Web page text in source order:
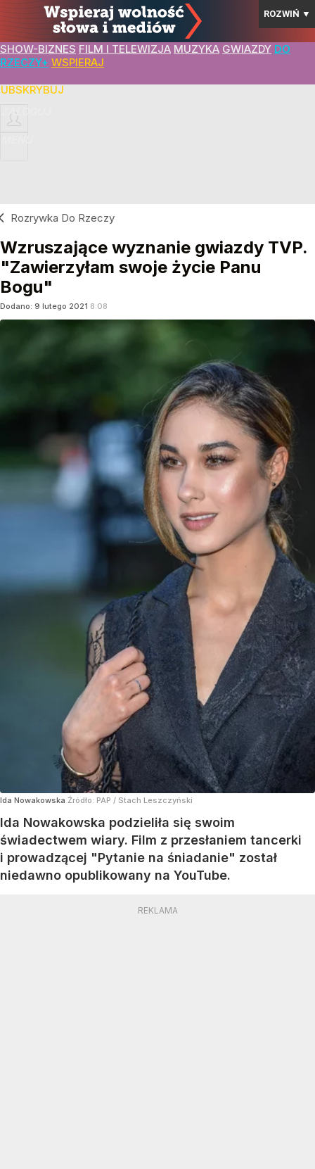
ROZWIŃ ▼
SHOW-BIZNES FILM I TELEWIZJA MUZYKA GWIAZDY DO
RZECZY+ WSPIERAJ
ZALOGUJ
Rozrywka Do Rzeczy
Wzruszające wyznanie gwiazdy TVP.
"Zawierzyłam swoje życie Panu
Bogu"
Dodano: 9 lutego 2021 8:08
Ida Nowakowska Źródło: PAP / Stach Leszczyński
Ida Nowakowska podzieliła się swoim
świadectwem wiary. Film z przesłaniem tancerki
i prowadzącej "Pytanie na śniadanie" został
niedawno opublikowany na YouTube.